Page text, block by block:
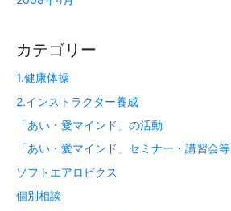
カテゴリー
1.健康体操
2.インストラクター養成
「あい・愛マインド」の活動
「あい・愛マインド」セミナー・講習会等
ソフトエアロビクス
個別相談